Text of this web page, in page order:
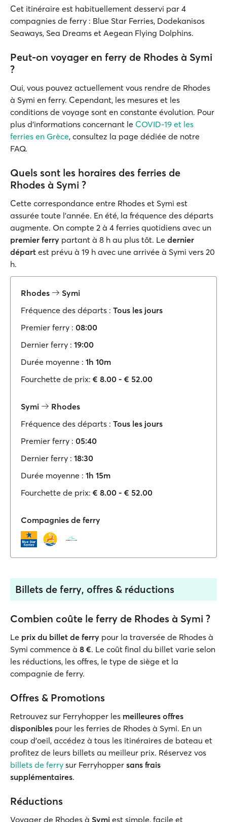
Cet itinéraire est habituellement desservi par 4
compagnies de ferry : Blue Star Ferries, Dodekanisos
Seaways, Sea Dreams et Aegean Flying Dolphins.
Peut-on voyager en ferry de Rhodes à Symi
?
Oui, vous pouvez actuellement vous rendre de Rhodes
à Symi en ferry. Cependant, les mesures et les
conditions de voyage sont en constante évolution. Pour
plus d’informations concernant le COVID-19 et les
ferries en Grèce, consultez la page dédiée de notre
FAQ.
Quels sont les horaires des ferries de
Rhodes à Symi ?
Cette correspondance entre Rhodes et Symi est
assurée toute l’année. En été, la fréquence des départs
augmente. On compte 2 à 4 ferries quotidiens avec un
premier ferry partant à 8 h au plus tôt. Le dernier
départ est prévu à 19 h avec une arrivée à Symi vers 20
h.
Rhodes
Symi
Fréquence des départs : Tous les jours
Premier ferry : 08:00
Dernier ferry : 19:00
Durée moyenne : 1h 10m
Fourchette de prix: € 8.00 - € 52.00
Symi
Rhodes
Fréquence des départs : Tous les jours
Premier ferry : 05:40
Dernier ferry : 18:30
Durée moyenne : 1h 15m
Fourchette de prix: € 8.00 - € 52.00
Compagnies de ferry
Billets de ferry, offres & réductions
Combien coûte le ferry de Rhodes à Symi ?
Le prix du billet de ferry pour la traversée de Rhodes à
Symi commence à 8 €. Le coût final du billet varie selon
les réductions, les offres, le type de siège et la
compagnie de ferry.
Offres & Promotions
Retrouvez sur Ferryhopper les meilleures offres
disponibles pour les ferries de Rhodes à Symi. En un
coup d’oeil, accédez à tous les itinéraires de bateau et
profitez de leurs billets au meilleur prix. Réservez vos
billets de ferry sur Ferryhopper sans frais
supplémentaires.
Réductions
Voyager de Rhodes à Symi est simple, facile et